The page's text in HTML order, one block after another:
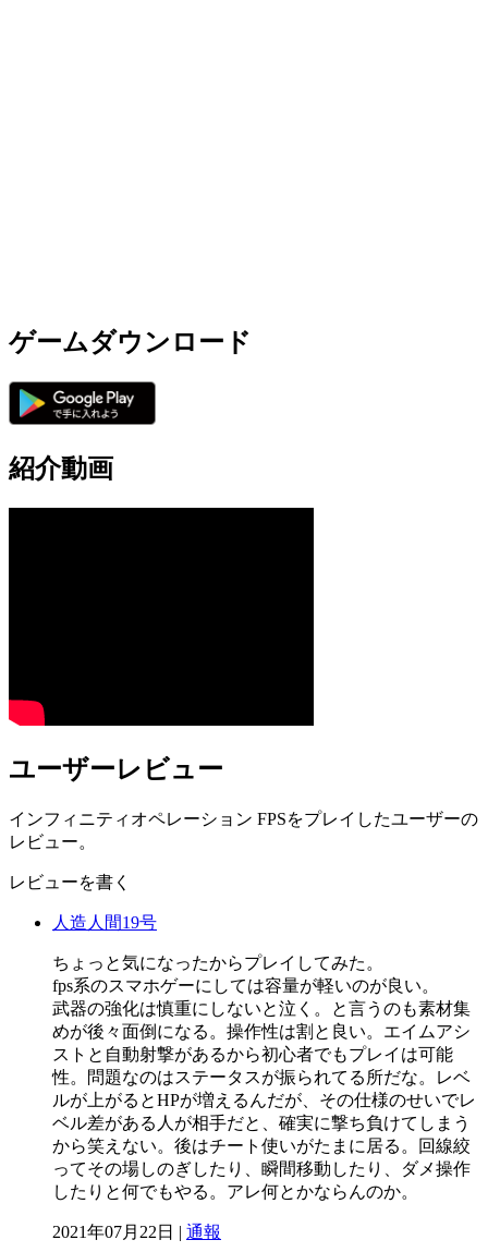
ゲームダウンロード
紹介動画
ユーザーレビュー
インフィニティオペレーション FPSをプレイしたユーザーの
レビュー。
レビューを書く
人造人間19号
ちょっと気になったからプレイしてみた。
fps系のスマホゲーにしては容量が軽いのが良い。
武器の強化は慎重にしないと泣く。と言うのも素材集
めが後々面倒になる。操作性は割と良い。エイムアシ
ストと自動射撃があるから初心者でもプレイは可能
性。問題なのはステータスが振られてる所だな。レベ
ルが上がるとHPが増えるんだが、その仕様のせいでレ
ベル差がある人が相手だと、確実に撃ち負けてしまう
から笑えない。後はチート使いがたまに居る。回線絞
ってその場しのぎしたり、瞬間移動したり、ダメ操作
したりと何でもやる。アレ何とかならんのか。
2021年07月22日 | 通報